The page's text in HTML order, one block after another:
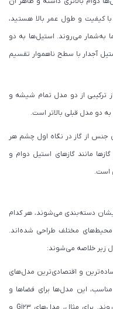
کیفیت و طول عمر بالا هستید،
به‌شمار می‌روند. استیل‌ها به دو
آجدار با سطح ناهموار تقسیم
از ترکیبی از دو مدل تمام شیشه و
دو مدل قبلی بالاتر است.
جنس از گاز در نگاه اول چشم هر
مانند گازهای استیل دوام و
است.
دسته‌بندی می‌شوند، هر کدام
محیط‌های مختلف طراحی شده‌اند.
ساده‌ترین و اقتصادی‌ترین مدل‌های
این مدل‌ها برای فضاها و